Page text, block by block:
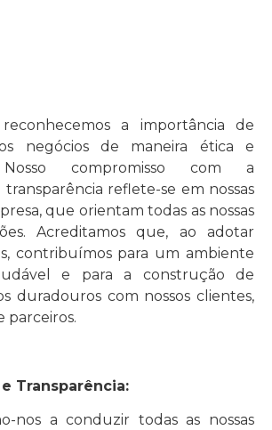
a importância de
negócios de maneira ética e
Nosso compromisso com a
reflete-se em nossas
que orientam todas as nossas
Acreditamos que, ao adotar
contribuímos para um ambiente
e para a construção de
duradouros com nossos clientes,
parceiros.
Transparência:
nos a conduzir todas as nossas